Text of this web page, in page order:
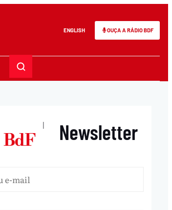
ENGLISH OUÇA A RÁDIO BDF
| Newsletter